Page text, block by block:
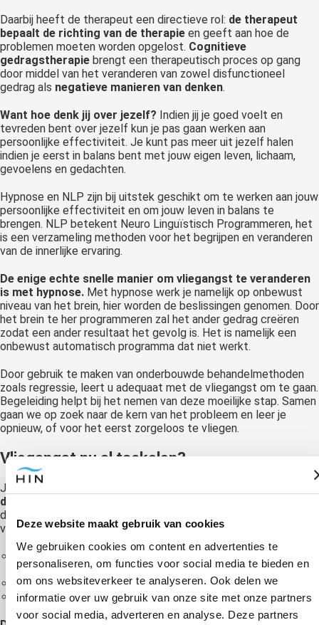
Deze website maakt gebruik van cookies
We gebruiken cookies om content en advertenties te
personaliseren, om functies voor social media te bieden en
om ons websiteverkeer te analyseren. Ook delen we
informatie over uw gebruik van onze site met onze partners
voor social media, adverteren en analyse. Deze partners
Daarbij heeft de therapeut een directieve rol: de therapeut
bepaalt de richting van de therapie en geeft aan hoe de
problemen moeten worden opgelost. Cognitieve
gedragstherapie brengt een therapeutisch proces op gang
door middel van het veranderen van zowel disfunctioneel
gedrag als negatieve manieren van denken.
Want hoe denk jij over jezelf? Indien jij je goed voelt en
tevreden bent over jezelf kun je pas gaan werken aan
persoonlijke effectiviteit. Je kunt pas meer uit jezelf halen
indien je eerst in balans bent met jouw eigen leven, lichaam,
gevoelens en gedachten.
Hypnose en NLP zijn bij uitstek geschikt om te werken aan jouw
persoonlijke effectiviteit en om jouw leven in balans te
brengen. NLP betekent Neuro Linguïstisch Programmeren, het
is een verzameling methoden voor het begrijpen en veranderen
van de innerlijke ervaring.
De enige echte snelle manier om vliegangst te veranderen
is met hypnose. Met hypnose werk je namelijk op onbewust
niveau van het brein, hier worden de beslissingen genomen. Door
het brein te her programmeren zal het ander gedrag creëren
zodat een ander resultaat het gevolg is. Het is namelijk een
onbewust automatisch programma dat niet werkt.
Door gebruik te maken van onderbouwde behandelmethoden
zoals regressie, leert u adequaat met de vliegangst om te gaan.
Begeleiding helpt bij het nemen van deze moeilijke stap. Samen
gaan we op zoek naar de kern van het probleem en leer je
opnieuw, of voor het eerst zorgeloos te vliegen.
Vliegangst nu al tackelen?
Je kan jouw vliegangst nu al tackelen.
denkt om te gaan vliegen
dat een beeld is wat angst inboezemt probeer dan eens het
volgende.
Maak het eens zwart-wit, vaak wordt dan het gevoel
minder of gaat het zelfs weg
Zet het beeld ver weg (ook dit vermindert het gevoel)
Zie jezelf in het beeld en zet het stil